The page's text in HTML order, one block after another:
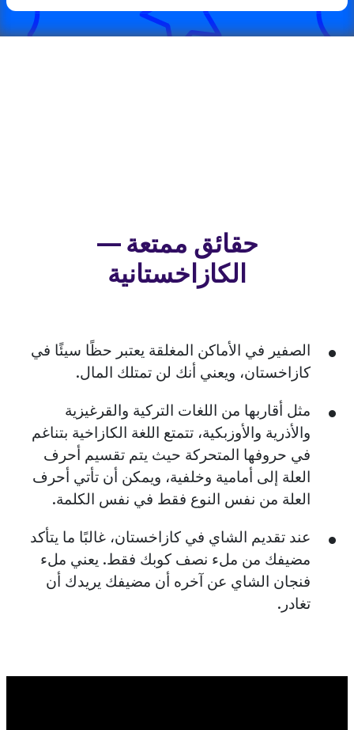
حقائق ممتعة —
الكازاخستانية
الصفير في الأماكن المغلقة يعتبر حظًا سيئًا في
كازاخستان، ويعني أنك لن تمتلك المال.
مثل أقاربها من اللغات التركية والقرغيزية
والأذرية والأوزبكية، تتمتع اللغة الكازاخية بتناغم
في حروفها المتحركة حيث يتم تقسيم أحرف
العلة إلى أمامية وخلفية، ويمكن أن تأتي أحرف
العلة من نفس النوع فقط في نفس الكلمة.
عند تقديم الشاي في كازاخستان، غالبًا ما يتأكد
مضيفك من ملء نصف كوبك فقط. يعني ملء
فنجان الشاي عن آخره أن مضيفك يريدك أن
تغادر.